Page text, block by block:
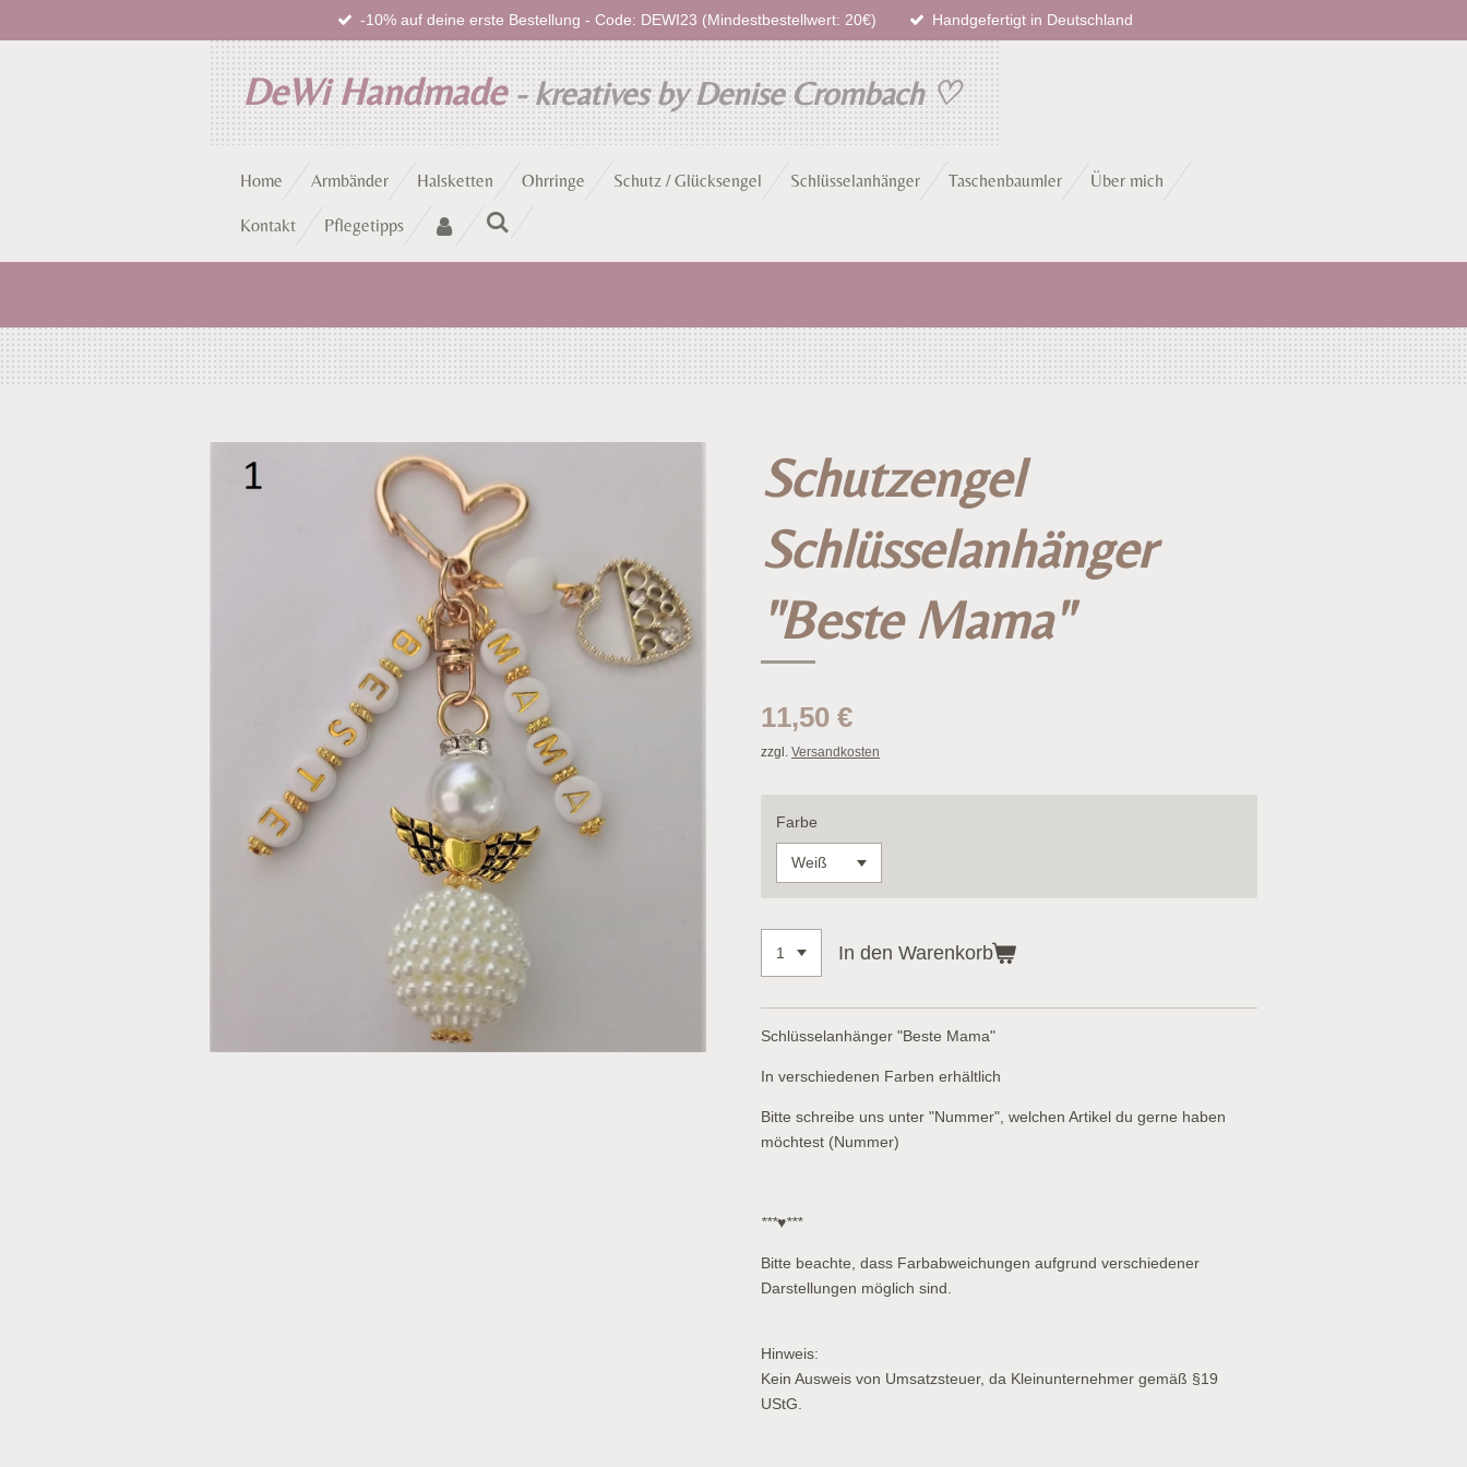
-10% auf deine erste Bestellung - Code: DEWI23 (Mindestbestellwert: 20€) Handgefertigt in Deutschland
DeWi Handmade- kreatives by Denise Crombach♡
Home Armbänder Halsketten Ohrringe Schutz / Glücksengel Schlüsselanhänger Taschenbaumler Über mich
Kontakt Pflegetipps
Schutzengel
Schlüsselanhänger
"Beste Mama"
11,50 €
zzgl. Versandkosten
Farbe
In den Warenkorb
Schlüsselanhänger "Beste Mama"
In verschiedenen Farben erhältlich
Bitte schreibe uns unter "Nummer", welchen Artikel du gerne haben
möchtest (Nummer)
***♥***
Bitte beachte, dass Farbabweichungen aufgrund verschiedener
Darstellungen möglich sind.
Hinweis:
Kein Ausweis von Umsatzsteuer, da Kleinunternehmer gemäß §19
UStG.